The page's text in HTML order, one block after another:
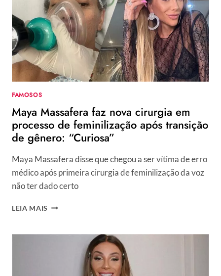
MENTIU
SOBRE
CIRURGIA
DE
VOZ
FAMOSOS
Maya Massafera faz nova cirurgia em
processo de feminilização após transição
de gênero: “Curiosa”
Maya Massafera disse que chegou a ser vítima de erro
médico após primeira cirurgia de feminilização da voz
não ter dado certo
LEIA MAIS MAYA
NOVA